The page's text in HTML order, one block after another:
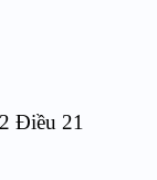
Điều 21